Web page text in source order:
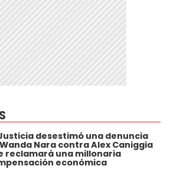
desestimó una denuncia
Nara contra Alex Caniggia
reclamará una millonaria
económica